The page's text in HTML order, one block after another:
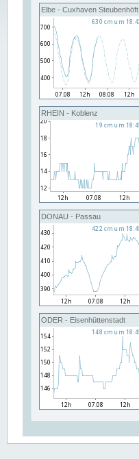
Elbe - Cuxhaven Steubenhöft
RHEIN - Koblenz
DONAU - Passau
ODER - Eisenhüttenstadt